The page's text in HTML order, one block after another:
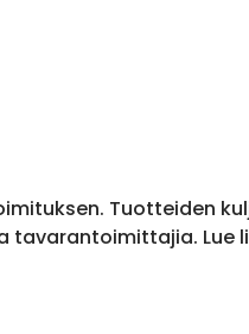
Tuotteiden
tavarantoimittajia. Lue